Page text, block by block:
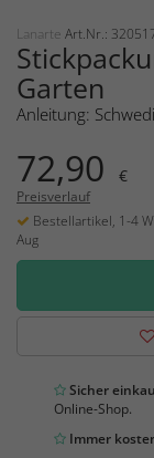
Lanarte Art.Nr.:
Garten
Anleitung:
72,90 €
Preisverlauf
Bestellartikel, 1-4
Aug
Sicher
Online-Shop.
Immer